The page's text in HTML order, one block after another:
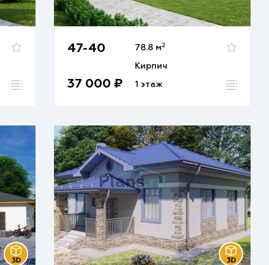
47-40
37 000 ₽
78.8 м2
Кирпич
1 этаж